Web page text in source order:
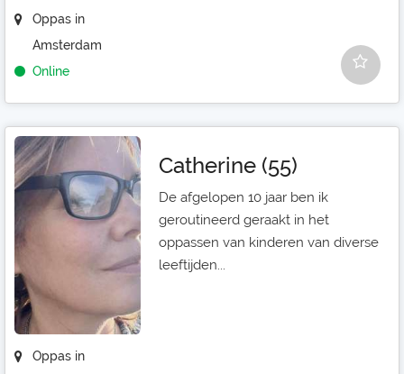
Oppas in
Amsterdam
Online
Oppas in
Catherine (55)
De afgelopen 10 jaar ben ik
geroutineerd geraakt in het
oppassen van kinderen van diverse
leeftijden...